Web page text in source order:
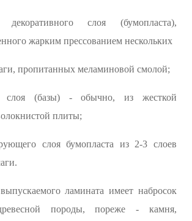
декоративного слоя (бумопласта),
жарким прессованием нескольких
пропитанных меламиновой смолой;
слоя (базы) - обычно, из жесткой
плиты;
слоя бумопласта из 2-3 слоев
ламината имеет набросок
породы, пореже - камня,